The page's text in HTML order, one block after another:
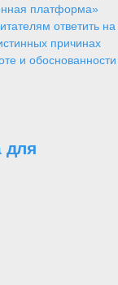
платформа»
ответить на
причинах
и обоснованности
для